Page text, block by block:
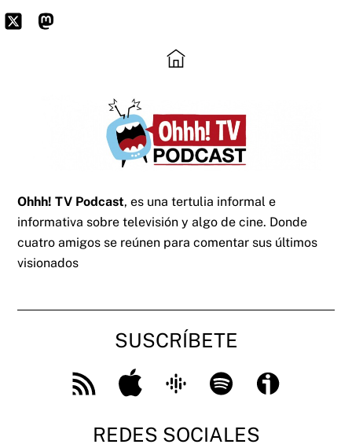
Skip
to
Icon
Mastodon
Ohhh! TV Podcast, es una tertulia informal e
informativa sobre televisión y algo de cine. Donde
cuatro amigos se reúnen para comentar sus últimos
visionados
SUSCRÍBETE
Feed
Apple
Google
Spotify Ivoox
REDES SOCIALES